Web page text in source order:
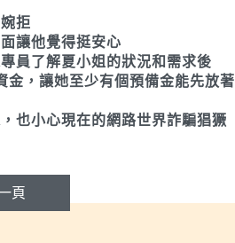
拒
讓他覺得挺安心
員了解夏小姐的狀況和需求後
金，讓她至少有個預備金能先放著
也小心現在的網路世界詐騙猖獗
頁